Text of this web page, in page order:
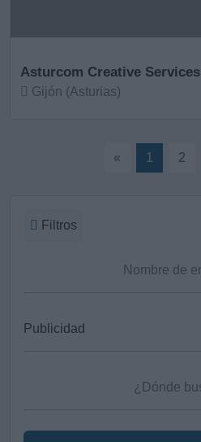
Asturcom Creative Services
Gijón (Asturias)
« 1 2
Filtros